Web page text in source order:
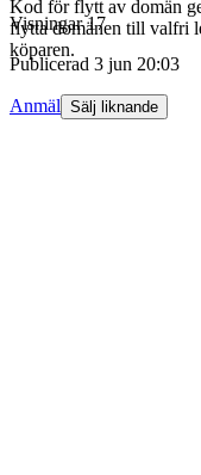
Kod för flytt av domän
flytta domänen till valfri
köparen.
Visningar 17
Publicerad 3 jun 20:03
Anmäl Sälj liknande